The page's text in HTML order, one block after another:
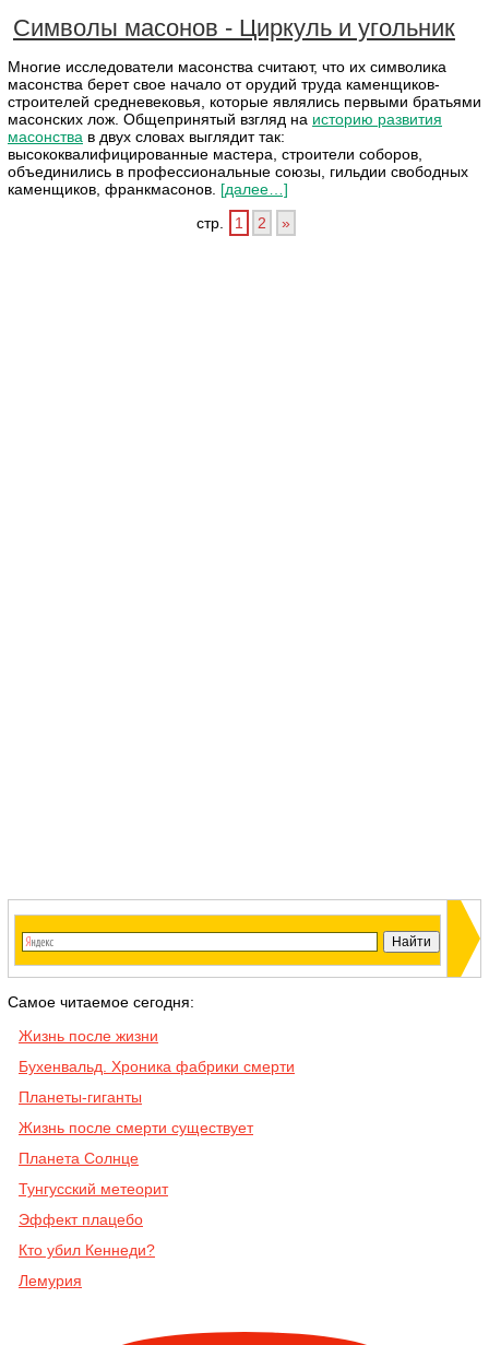
Символы масонов - Циркуль и угольник
Многие исследователи масонства считают, что их символика
масонства берет свое начало от орудий труда каменщиков-
строителей средневековья, которые являлись первыми братьями
масонских лож. Общепринятый взгляд на историю развития
масонства в двух словах выглядит так:
высококвалифицированные мастера, строители соборов,
объединились в профессиональные союзы, гильдии свободных
каменщиков, франкмасонов. [далее…]
стр.
1 2 »
Самое читаемое сегодня:
Жизнь после жизни
Бухенвальд. Хроника фабрики смерти
Планеты-гиганты
Жизнь после смерти существует
Планета Солнце
Тунгусский метеорит
Эффект плацебо
Кто убил Кеннеди?
Лемурия